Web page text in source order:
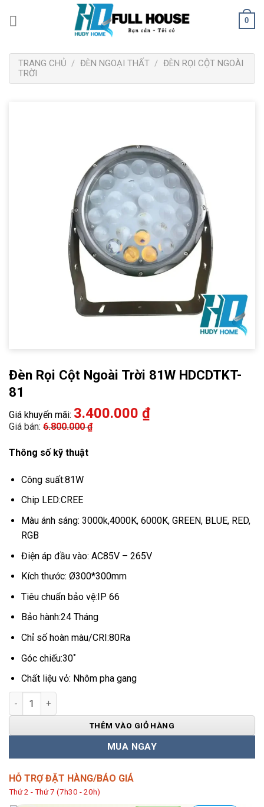
dung
0
TRANG CHỦ / ĐÈN NGOẠI THẤT / ĐÈN RỌI CỘT NGOÀI
TRỜI
Đèn Rọi Cột Ngoài Trời 81W HDCDTKT-
81
Giá khuyến mãi: 3.400.000 ₫
Giá bán: 6.800.000₫
Thông số kỹ thuật
Công suất:81W
Chip LED:CREE
Màu ánh sáng: 3000k,4000K, 6000K, GREEN, BLUE, RED,
RGB
Điện áp đầu vào: AC85V – 265V
Kích thước: Ø300*300mm
Tiêu chuẩn bảo vệ:IP 66
Bảo hành:24 Tháng
Chỉ số hoàn màu/CRI:80Ra
Góc chiếu:30˚
Chất liệu vỏ: Nhôm pha gang
Đèn Rọi Cột Ngoài Trời 81W HDCDTKT-81 số lượng
THÊM VÀO GIỎ HÀNG
MUA NGAY
HỖ TRỢ ĐẶT HÀNG/BÁO GIÁ
Thứ 2 - Thứ 7 (7h30 - 20h)